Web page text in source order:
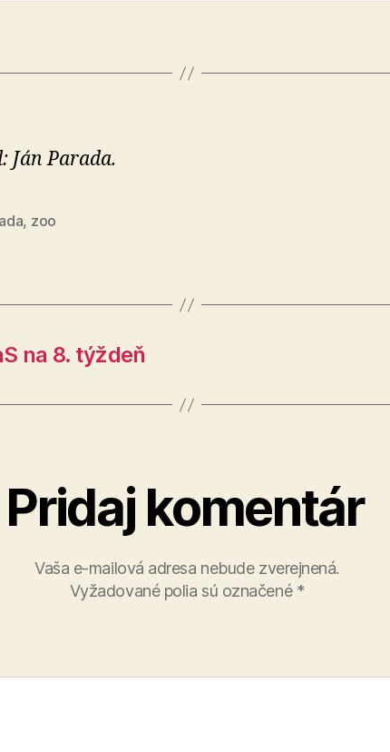
Ján Parada.
, zoo
na 8. týždeň
Pridaj komentár
Vaša e-mailová adresa nebude zverejnená.
Vyžadované polia sú označené *